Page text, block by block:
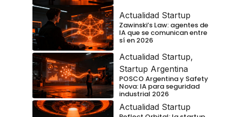
Actualidad Startup
Zawinski’s Law: agentes de
IA que se comunican entre
sí en 2026
Actualidad Startup,
Startup Argentina
POSCO Argentina y Safety
Nova: IA para seguridad
industrial 2026
Actualidad Startup